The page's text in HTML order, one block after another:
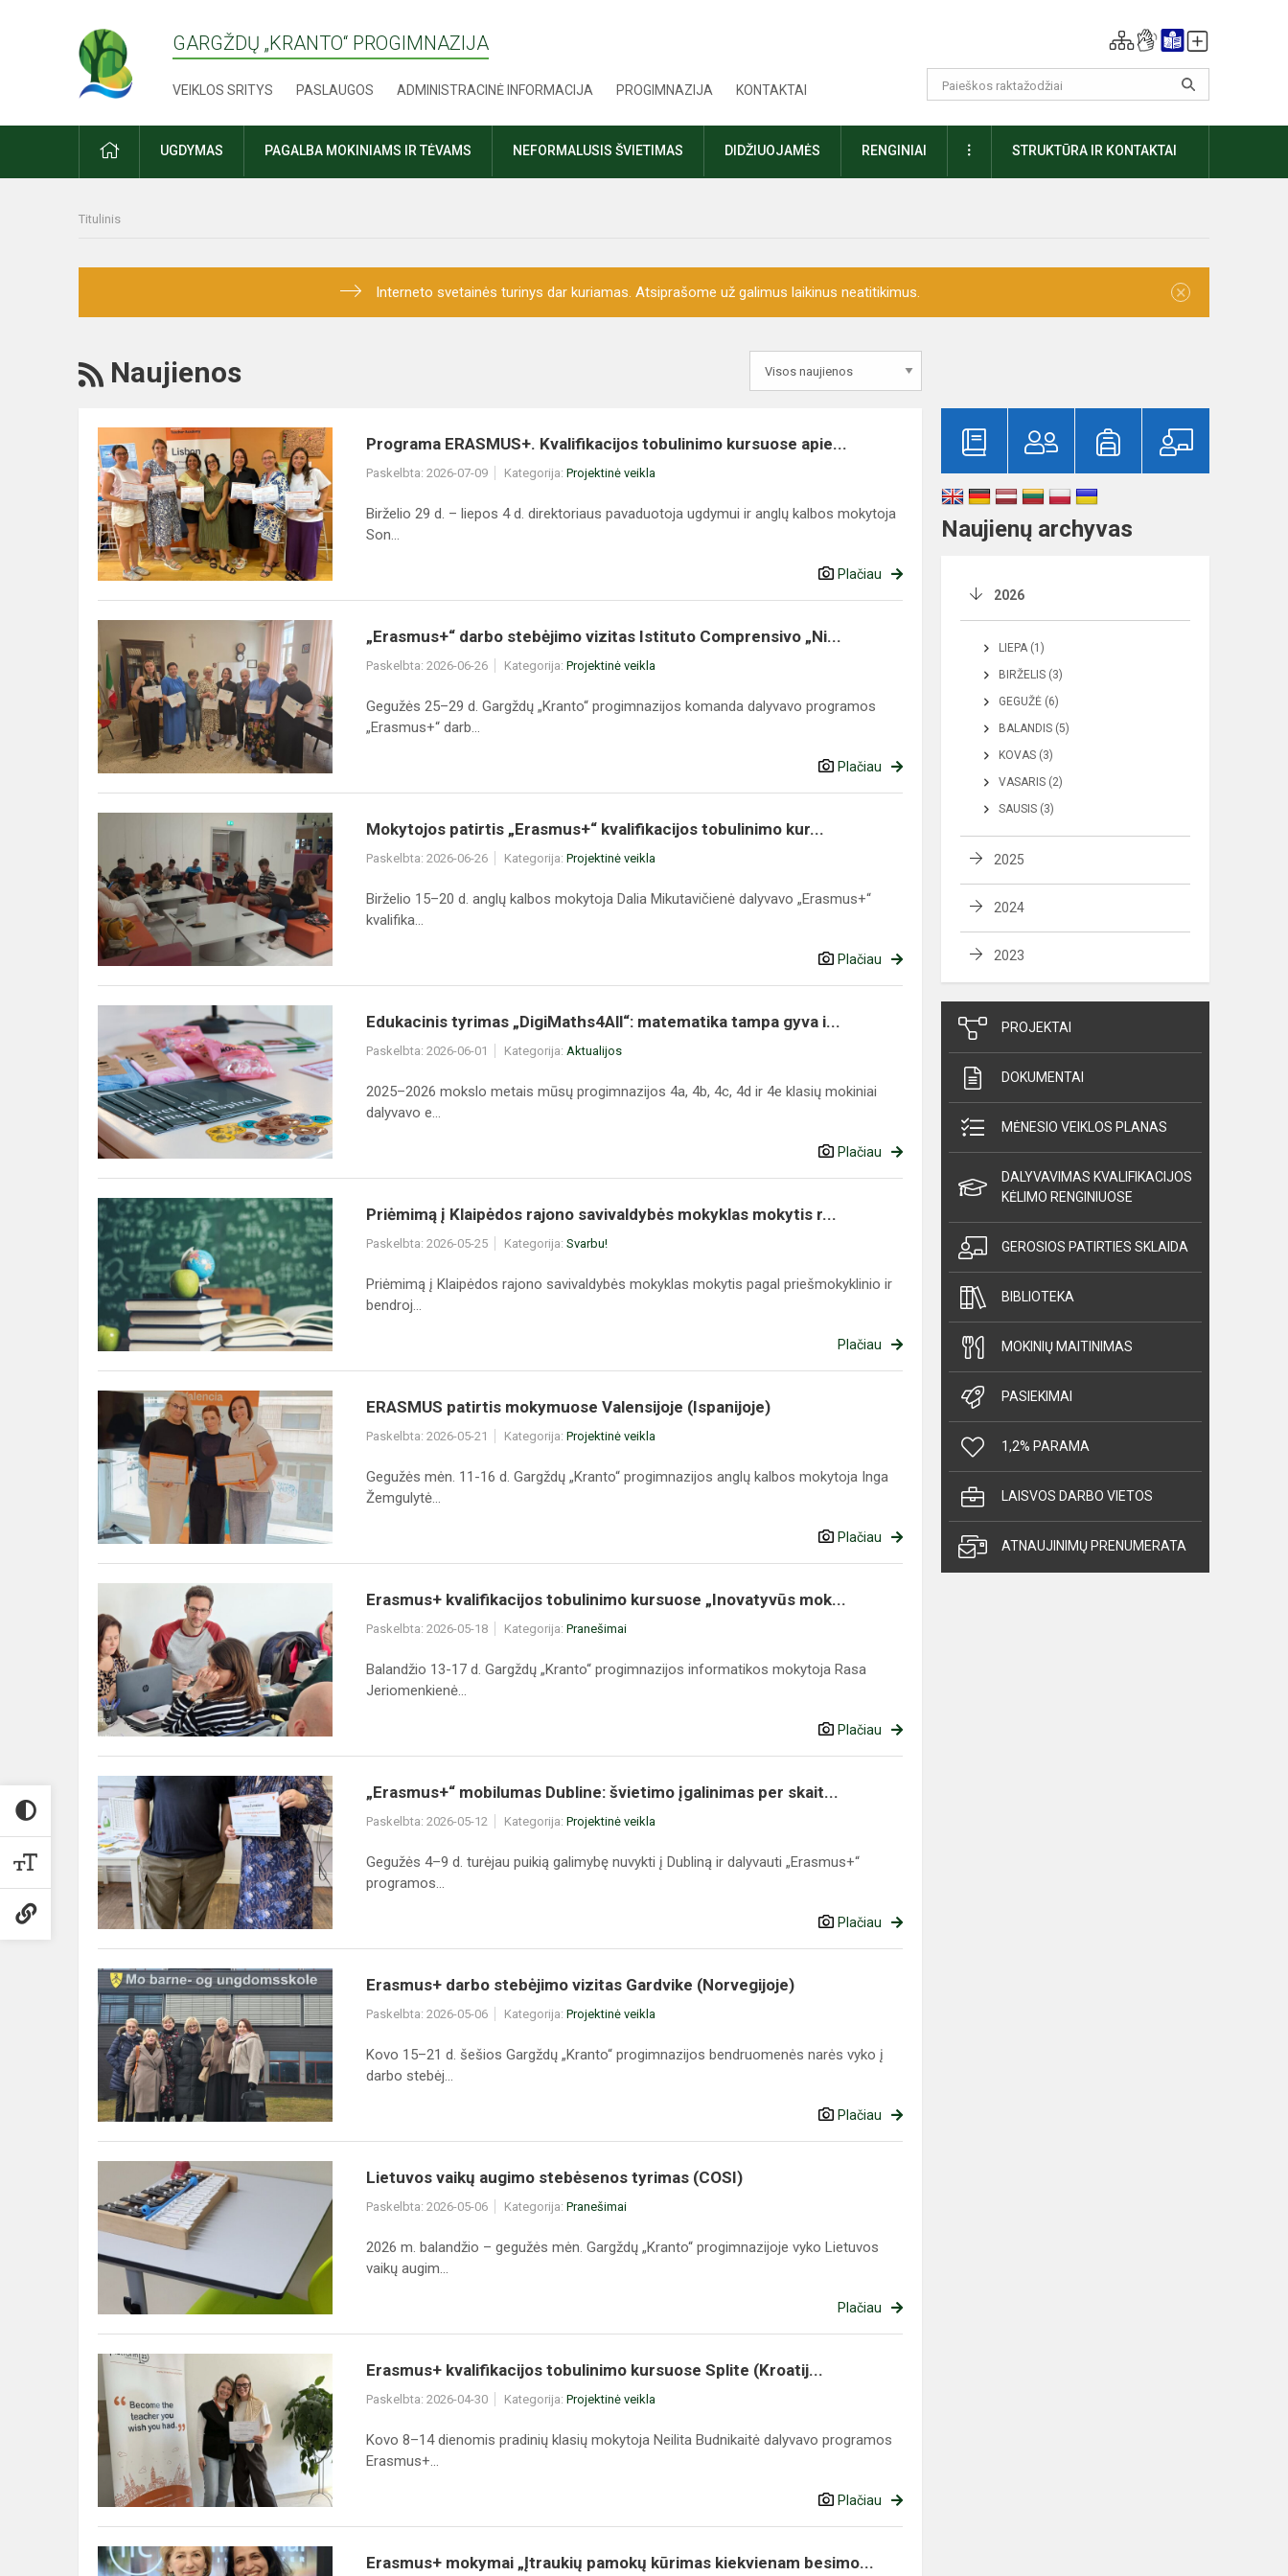
GARGŽDŲ „KRANTO“ PROGIMNAZIJA
VEIKLOS SRITYS PASLAUGOS ADMINISTRACINĖ INFORMACIJA PROGIMNAZIJA KONTAKTAI
PRADŽIAUGDYMAS PAGALBA MOKINIAMS IR TĖVAMS NEFORMALUSIS ŠVIETIMAS DIDŽIUOJAMĖS RENGINIAI DAUGIAUSTRUKTŪRA IR KONTAKTAI
Titulinis
Interneto svetainės turinys dar kuriamas. Atsiprašome už galimus laikinus neatitikimus. ×
RSS
Naujienos
Programa
ERASMUS+.
Kvalifikacijos
tobulinimo
kursuose
apie...
Programa ERASMUS+. Kvalifikacijos tobulinimo kursuose apie...
Paskelbta: 2026-07-09 Kategorija: Projektinė veikla
Birželio 29 d. – liepos 4 d. direktoriaus pavaduotoja ugdymui ir anglų kalbos mokytoja
Son...
Plačiau
„Erasmus+“
darbo
stebėjimo
vizitas
Istituto
Comprensivo
„Ni...
„Erasmus+“ darbo stebėjimo vizitas Istituto Comprensivo „Ni...
Paskelbta: 2026-06-26 Kategorija: Projektinė veikla
Gegužės 25–29 d. Gargždų „Kranto“ progimnazijos komanda dalyvavo programos
„Erasmus+“ darb...
Plačiau
„Erasmus+“
kvalifikacijos
tobulinimo
kur...
Mokytojos patirtis „Erasmus+“ kvalifikacijos tobulinimo kur...
Paskelbta: 2026-06-26 Kategorija: Projektinė veikla
Birželio 15–20 d. anglų kalbos mokytoja Dalia Mikutavičienė dalyvavo „Erasmus+“
kvalifika...
Plačiau
tyrimas
„DigiMaths4All“:
matematika
tampa
gyva
i...
Edukacinis tyrimas „DigiMaths4All“: matematika tampa gyva i...
Paskelbta: 2026-06-01 Kategorija: Aktualijos
2025–2026 mokslo metais mūsų progimnazijos 4a, 4b, 4c, 4d ir 4e klasių mokiniai
dalyvavo e...
Plačiau
Priėmimą
į
Klaipėdos
rajono
savivaldybės
mokyklas
mokytis
r...
Priėmimą į Klaipėdos rajono savivaldybės mokyklas mokytis r...
Paskelbta: 2026-05-25 Kategorija: Svarbu!
Priėmimą į Klaipėdos rajono savivaldybės mokyklas mokytis pagal priešmokyklinio ir
bendroj...
Plačiau
ERASMUS
patirtis
mokymuose
Valensijoje
(Ispanijoje)
ERASMUS patirtis mokymuose Valensijoje (Ispanijoje)
Paskelbta: 2026-05-21 Kategorija: Projektinė veikla
Gegužės mėn. 11-16 d. Gargždų „Kranto“ progimnazijos anglų kalbos mokytoja Inga
Žemgulytė...
Plačiau
kvalifikacijos
tobulinimo
kursuose
„Inovatyvūs
mok...
Erasmus+ kvalifikacijos tobulinimo kursuose „Inovatyvūs mok...
Paskelbta: 2026-05-18 Kategorija: Pranešimai
Balandžio 13-17 d. Gargždų „Kranto“ progimnazijos informatikos mokytoja Rasa
Jeriomenkienė...
Plačiau
„Erasmus+“
mobilumas
Dubline:
švietimo
įgalinimas
per
skait...
„Erasmus+“ mobilumas Dubline: švietimo įgalinimas per skait...
Paskelbta: 2026-05-12 Kategorija: Projektinė veikla
Gegužės 4–9 d. turėjau puikią galimybę nuvykti į Dubliną ir dalyvauti „Erasmus+“
programos...
Plačiau
Erasmus+
darbo
stebėjimo
vizitas
Gardvike
(Norvegijoje)
Erasmus+ darbo stebėjimo vizitas Gardvike (Norvegijoje)
Paskelbta: 2026-05-06 Kategorija: Projektinė veikla
Kovo 15–21 d. šešios Gargždų „Kranto“ progimnazijos bendruomenės narės vyko į
darbo stebėj...
Plačiau
vaikų
augimo
stebėsenos
tyrimas
(COSI)
Lietuvos vaikų augimo stebėsenos tyrimas (COSI)
Paskelbta: 2026-05-06 Kategorija: Pranešimai
2026 m. balandžio – gegužės mėn. Gargždų „Kranto“ progimnazijoje vyko Lietuvos
vaikų augim...
Plačiau
Erasmus+
kvalifikacijos
tobulinimo
kursuose
Splite
(Kroatij...
Erasmus+ kvalifikacijos tobulinimo kursuose Splite (Kroatij...
Paskelbta: 2026-04-30 Kategorija: Projektinė veikla
Kovo 8–14 dienomis pradinių klasių mokytoja Neilita Budnikaitė dalyvavo programos
Erasmus+...
Plačiau
Erasmus+
Erasmus+ mokymai „Įtraukių pamokų kūrimas kiekvienam besimo...
Naujienų archyvas
2026
LIEPA (1)
BIRŽELIS (3)
GEGUŽĖ (6)
BALANDIS (5)
KOVAS (3)
VASARIS (2)
SAUSIS (3)
2025
2024
2023
PROJEKTAI
DOKUMENTAI
MĖNESIO VEIKLOS PLANAS
DALYVAVIMAS KVALIFIKACIJOS
KĖLIMO RENGINIUOSE
GEROSIOS PATIRTIES SKLAIDA
BIBLIOTEKA
MOKINIŲ MAITINIMAS
PASIEKIMAI
1,2% PARAMA
LAISVOS DARBO VIETOS
ATNAUJINIMŲ PRENUMERATA